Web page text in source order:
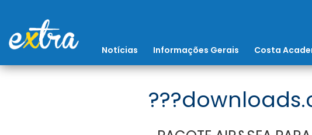
Notícias Informações Gerais Costa